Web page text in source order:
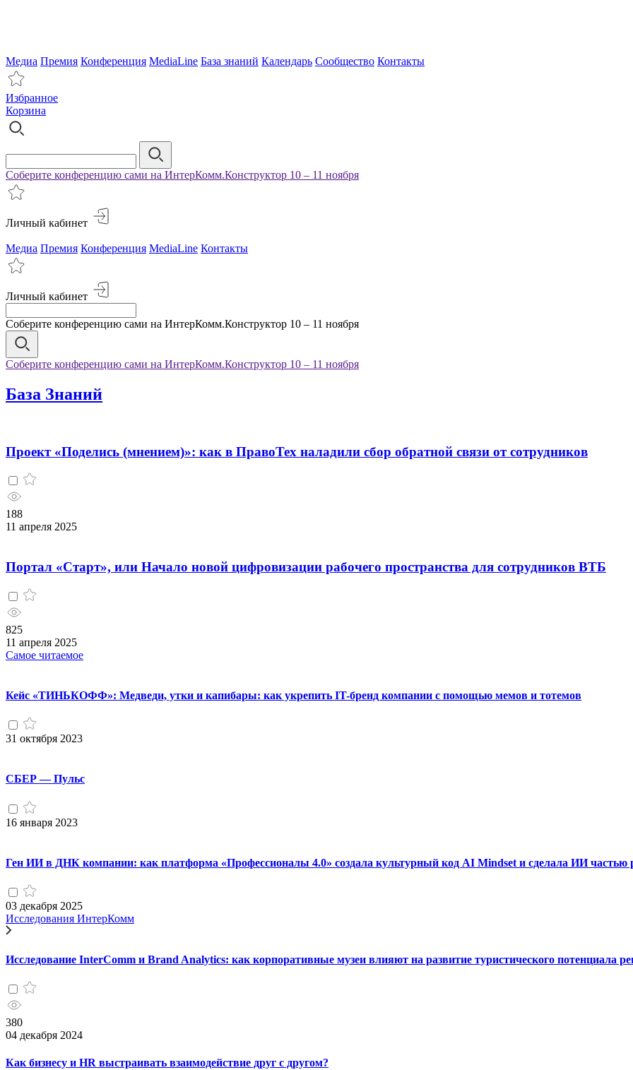
Медиа Премия Конференция MediaLine База знаний Календарь Сообщество Контакты
Избранное
Корзина
Соберите конференцию сами на ИнтерКомм.Конструктор 10 – 11 ноября
Личный кабинет
Медиа Премия Конференция MediaLine Контакты
Личный кабинет
Соберите конференцию сами на ИнтерКомм.Конструктор 10 – 11 ноября
Соберите конференцию сами на ИнтерКомм.Конструктор 10 – 11 ноября
База Знаний
Проект «Поделись (мнением)»: как в ПравоТех наладили сбор обратной связи от сотрудников
188
11 апреля 2025
Портал «Старт», или Начало новой цифровизации рабочего пространства для сотрудников ВТБ
825
11 апреля 2025
Самое читаемое
Кейс «ТИНЬКОФФ»: Медведи, утки и капибары: как укрепить IT-бренд компании с помощью мемов и тотемов
31 октября 2023
СБЕР — Пульс
16 января 2023
Ген ИИ в ДНК компании: как платформа «Профессионалы 4.0» создала культурный код AI Mindset и сделала ИИ частью
03 декабря 2025
Исследования ИнтерКомм
Исследование InterComm и Brand Analytics: как корпоративные музеи влияют на развитие туристического потенциала
380
04 декабря 2024
Как бизнесу и HR выстраивать взаимодействие друг с другом?